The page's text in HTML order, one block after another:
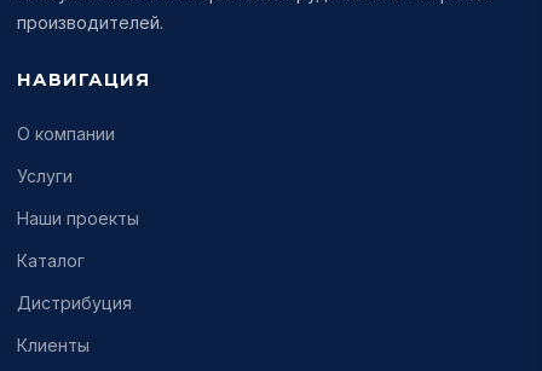
производителей.
НАВИГАЦИЯ
О компании
Услуги
Наши проекты
Каталог
Дистрибуция
Клиенты